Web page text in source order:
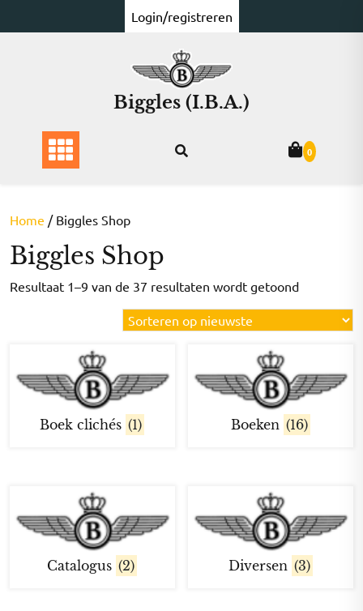
naar
Login/registreren
Biggles (I.B.A.)
0
Home / Biggles Shop
Biggles Shop
Resultaat 1–9 van de 37 resultaten wordt getoondGesorteerd
op
nieuwste
Boek clichés (1) Boeken (16)
Catalogus (2) Diversen (3)